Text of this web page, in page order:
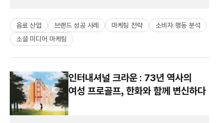
음료 산업 브랜드 성공 사례 마케팅 전략
소비자 행동 분석
소셜 미디어 마케팅
인터내셔널 크라운 : 73년 역사의
여성 프로골프, 한화와 함께 변신하다